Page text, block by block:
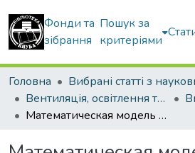
Фонди та
зібрання
Пошук за
критеріями
Головна
Вентиляція, освітлення та теплогазопостачання
Математическая модель стохастического прогнозирования расхода тепловой энергии для зданий